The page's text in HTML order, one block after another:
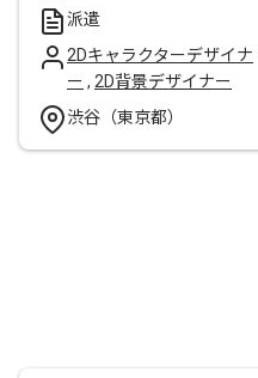
派遣
2Dキャラクターデザイナ
ー , 2D背景デザイナー
渋谷（東京都）